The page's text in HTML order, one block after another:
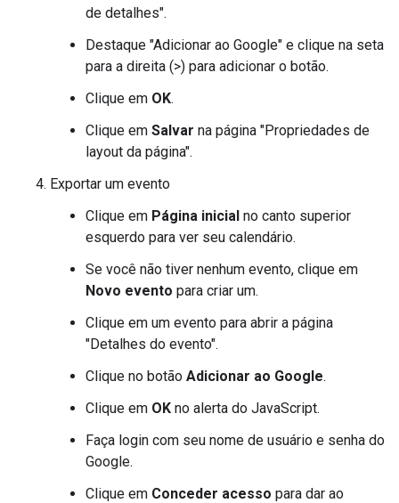
de detalhes".
Destaque "Adicionar ao Google" e clique na seta
para a direita (>) para adicionar o botão.
Clique em OK.
Clique em Salvar na página "Propriedades de
layout da página".
Exportar um evento
Clique em Página inicial no canto superior
esquerdo para ver seu calendário.
Se você não tiver nenhum evento, clique em
Novo evento para criar um.
Clique em um evento para abrir a página
"Detalhes do evento".
Clique no botão Adicionar ao Google.
Clique em OK no alerta do JavaScript.
Faça login com seu nome de usuário e senha do
Google.
Clique em Conceder acesso para dar ao